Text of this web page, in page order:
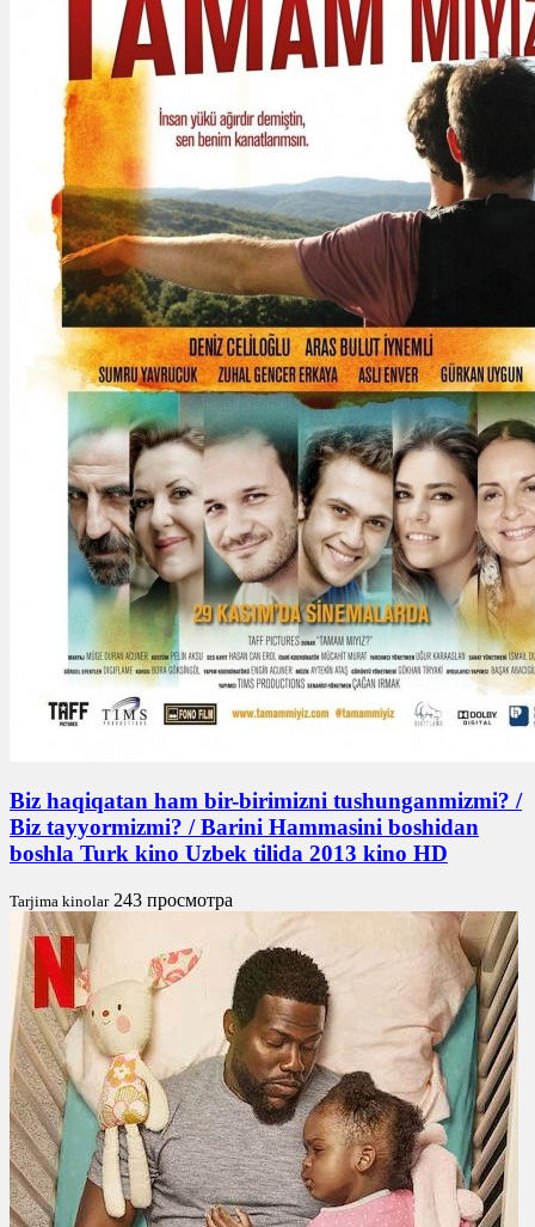
Biz haqiqatan ham bir-birimizni tushunganmizmi? /
Biz tayyormizmi? / Barini Hammasini boshidan
boshla Turk kino Uzbek tilida 2013 kino HD
Tarjima kinolar 243 просмотра